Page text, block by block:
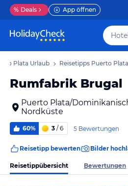
% Deals App öffnen
Plata Urlaub Reisetipps Puerto Plata
Rumfabrik Brugal
Puerto Plata/
Nordküste
60% 3 / 6 5 Bewertungen
Reisetipp bewerten Bilder
Reisetippübersicht Bewertungen